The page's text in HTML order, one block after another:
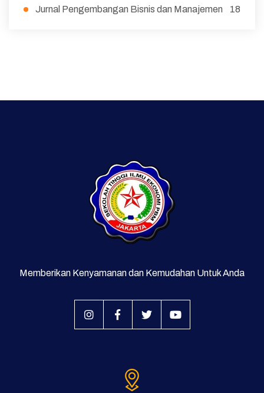
Jurnal Pengembangan Bisnis dan Manajemen 18
Memberikan Kenyamanan dan Kemudahan Untuk Anda